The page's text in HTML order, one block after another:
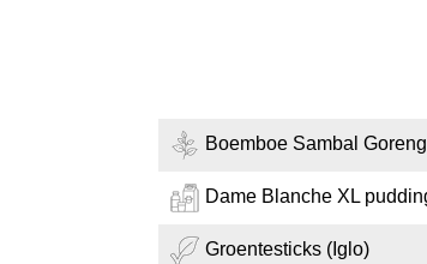
Boemboe Sambal
Dame Blanche XL
Groentesticks (Iglo)